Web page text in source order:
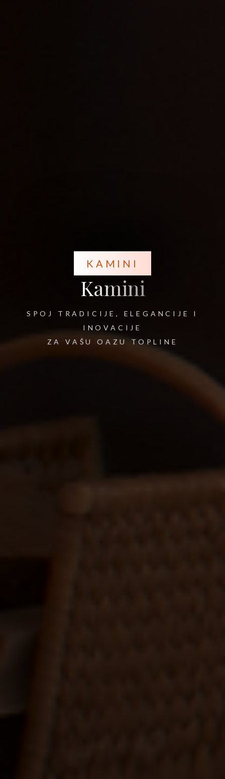
KAMINI
Kamini
SPOJ TRADICIJE, ELEGANCIJE I
INOVACIJE
ZA VAŠU OAZU TOPLINE